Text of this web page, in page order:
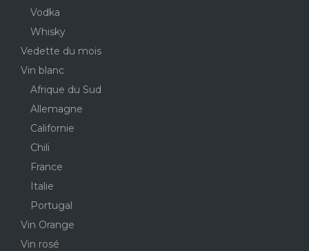
Vodka
Whisky
Vedette du mois
Vin blanc
Afrique du Sud
Allemagne
Californie
Chili
France
Italie
Portugal
Vin Orange
Vin rosé